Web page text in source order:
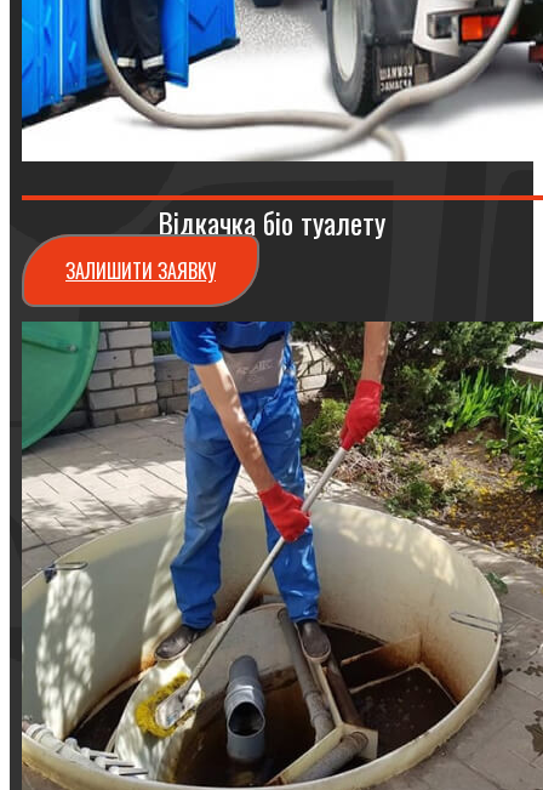
Відкачка біо туалету
ЗАЛИШИТИ ЗАЯВКУ